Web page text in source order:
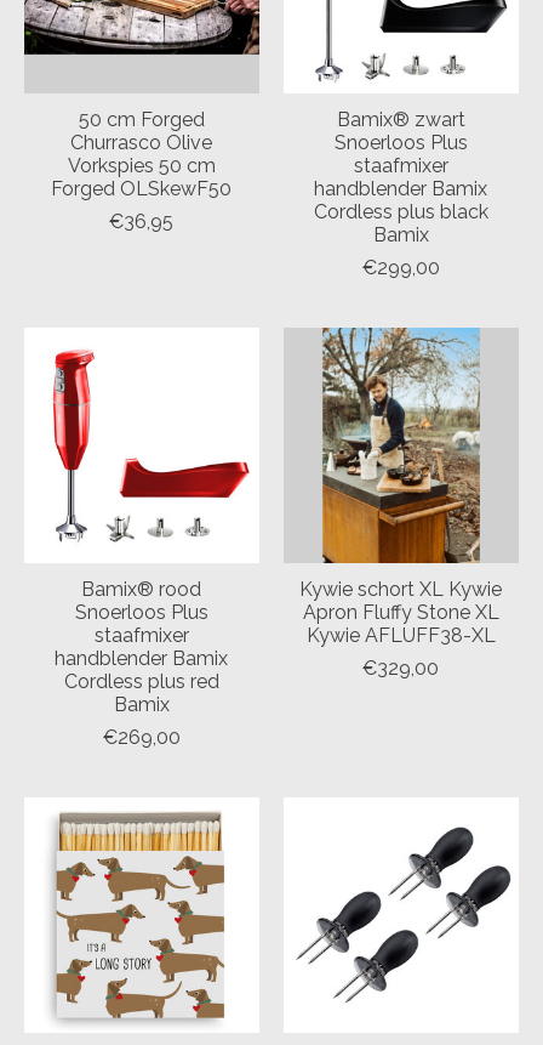
50 cm Forged
Churrasco Olive
Vorkspies 50 cm
Forged OLSkewF50
€36,95
Bamix® zwart
Snoerloos Plus
staafmixer
handblender Bamix
Cordless plus black
Bamix
€299,00
Bamix® rood
Snoerloos Plus
staafmixer
handblender Bamix
Cordless plus red
Bamix
€269,00
Kywie schort XL Kywie
Apron Fluffy Stone XL
Kywie AFLUFF38-XL
€329,00